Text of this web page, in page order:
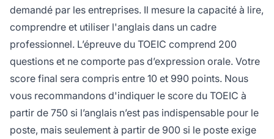
demandé par les entreprises. Il mesure la capacité à lire,
comprendre et utiliser l'anglais dans un cadre
professionnel. L’épreuve du TOEIC comprend 200
questions et ne comporte pas d’expression orale. Votre
score final sera compris entre 10 et 990 points. Nous
vous recommandons d'indiquer le score du TOEIC à
partir de 750 si l’anglais n’est pas indispensable pour le
poste, mais seulement à partir de 900 si le poste exige